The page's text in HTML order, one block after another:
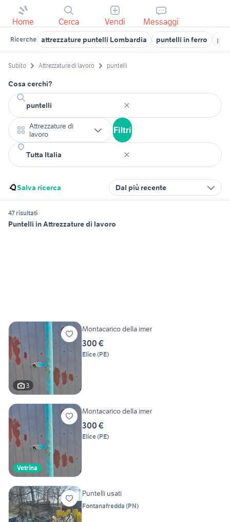
Home Cerca Vendi Messaggi
Ricerche attrezzature puntelli Lombardia puntelli in ferro
Subito Attrezzature di lavoro puntelli
Cosa cerchi?
Attrezzature di
lavoro
Filtri
Salva ricerca Dal più recente
47 risultati
Puntelli in Attrezzature di lavoro
3
Montacarico della imer
300 €
Elice(PE)
Vetrina
Montacarico della imer
300 €
Elice(PE)
Puntelli usati
Fontanafredda (PN)